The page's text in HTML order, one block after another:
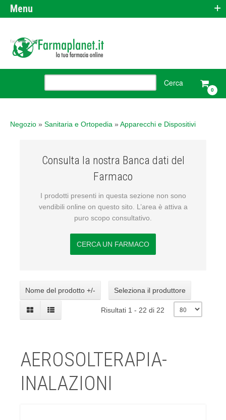
farmacia online
0
Negozio » Sanitaria e Ortopedia »Apparecchi e Dispositivi
Consulta la nostra Banca dati del
Farmaco
I prodotti presenti in questa sezione non sono
vendibili online on questo sito. L’area è attiva a
puro scopo consultativo.
CERCA UN FARMACO
Nome del prodotto +/- Seleziona il produttore
Risultati 1 - 22 di 22
AEROSOLTERAPIA-
INALAZIONI
Menu +